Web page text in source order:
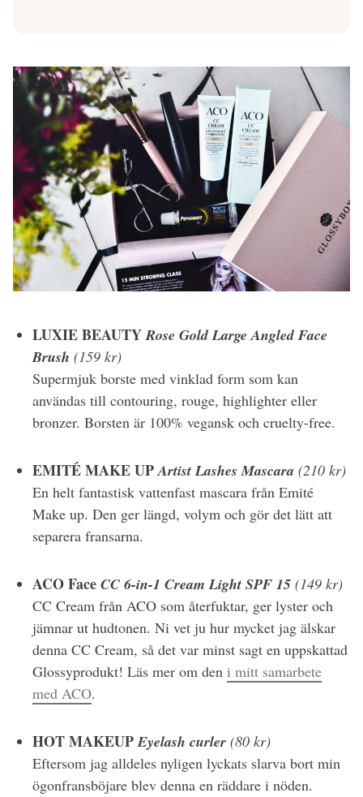
LUXIE BEAUTYRose Gold Large Angled Face
Brush (159 kr)
Supermjuk borste med vinklad form som kan
användas till contouring, rouge, highlighter eller
bronzer. Borsten är 100% vegansk och cruelty-free.
EMITÉ MAKE UPArtist Lashes Mascara (210 kr)
En helt fantastisk vattenfast mascara från Emité
Make up. Den ger längd, volym och gör det lätt att
separera fransarna.
ACO Face CC 6-in-1 Cream Light SPF 15 (149 kr)
CC Cream från ACO som återfuktar, ger lyster och
jämnar ut hudtonen. Ni vet ju hur mycket jag älskar
denna CC Cream, så det var minst sagt en uppskattad
Glossyprodukt! Läs mer om den i mitt samarbete
med ACO.
HOT MAKEUPEyelash curler (80 kr)
Eftersom jag alldeles nyligen lyckats slarva bort min
ögonfransböjare blev denna en räddare i nöden.